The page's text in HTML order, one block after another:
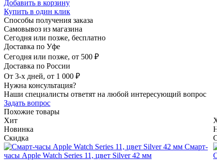
Добавить в корзину
Купить в один клик
Способы получения заказа
Самовывоз из магазина
Сегодня или позже, бесплатно
Доставка по Уфе
Сегодня или позже, от 500 ₽
Доставка по России
От 3-х дней, от 1 000 ₽
Нужна консультация?
Наши специалисты ответят на любой интересующий вопрос
Задать вопрос
Похожие товары
Хит
Новинка
Скидка
Смарт-
часы Apple Watch Series 11, цвет Silver 42 мм